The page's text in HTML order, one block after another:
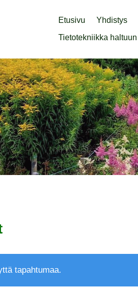
Etusivu Yhdistys
Tietotekniikka haltuun
tapahtumaa.